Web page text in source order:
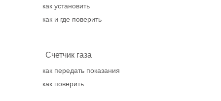
как установить
как и где поверить
Счетчик газа
как передать показания
как поверить